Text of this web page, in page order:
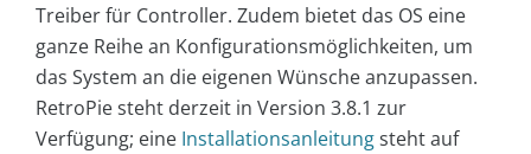
Treiber für Controller. Zudem bietet das OS eine
ganze Reihe an Konfigurationsmöglichkeiten, um
das System an die eigenen Wünsche anzupassen.
RetroPie steht derzeit in Version 3.8.1 zur
Verfügung; eine Installationsanleitungsteht auf